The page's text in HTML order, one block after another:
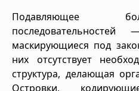
Подавляющее
маскирующиеся под
них отсутствует
структура, делающая
Островки,